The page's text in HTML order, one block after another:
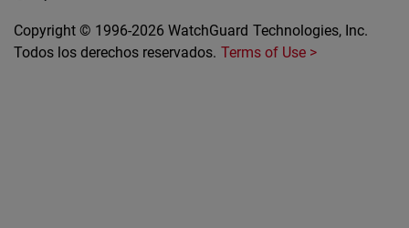
Copyright © 1996-2026 WatchGuard Technologies, Inc.
Todos los derechos reservados. Terms of Use >